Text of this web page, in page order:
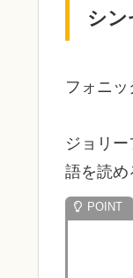
シ
フォニ
ジョリ
語を読め